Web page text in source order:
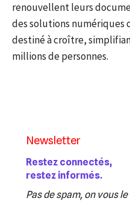
renouvellent leurs
des solutions numériques
destiné à croître,
millions de personnes.
Newsletter
Restez connectés,
restez informés.
Pas de spam, on vous le